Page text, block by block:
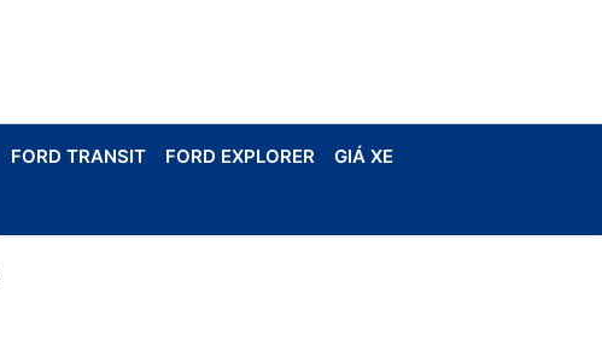
FORD TRANSIT FORD EXPLORER
GIÁ XE